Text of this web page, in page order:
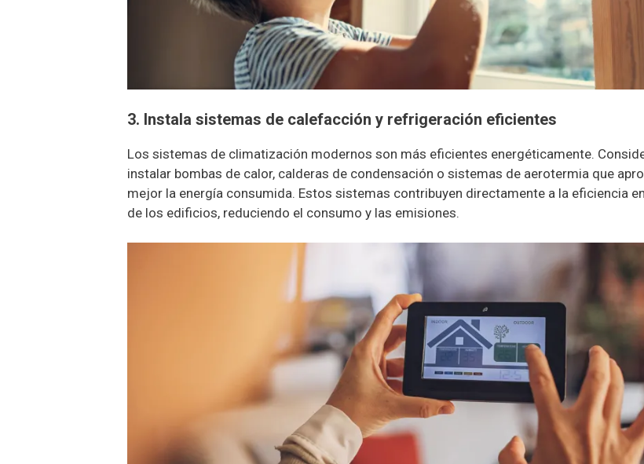
3. Instala sistemas de calefacción y refrigeración eficientes
Los sistemas de climatización modernos son más eficientes energéticamente.
instalar bombas de calor, calderas de condensación o sistemas de aerotermia que
mejor la energía consumida. Estos sistemas contribuyen directamente a la eficiencia
de los edificios, reduciendo el consumo y las emisiones.